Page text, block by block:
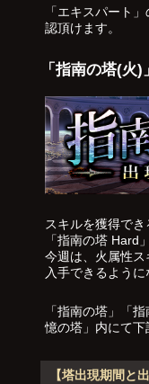
「エキスパート
認頂けます。
「指南の塔(火)
スキルを獲得でき
「指南の塔 Hard
今週は、火属性ス
入手できるように
「指南の塔」「
憶の塔」内にて下
【塔出現期間と